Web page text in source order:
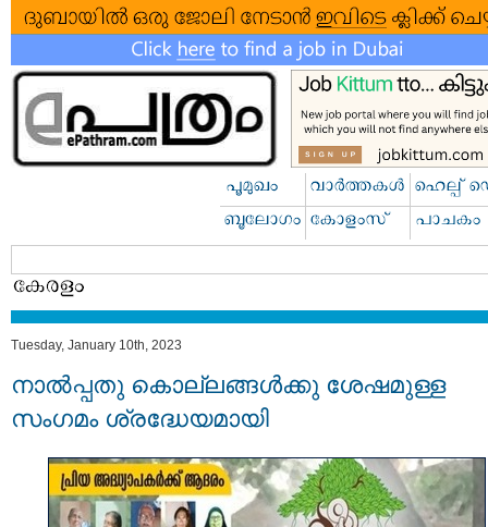
Tuesday, January 10th, 2023
നാൽപ്പതു കൊല്ലങ്ങൾക്കു ശേഷമുള്ള
സംഗമം ശ്രദ്ധേയമായി